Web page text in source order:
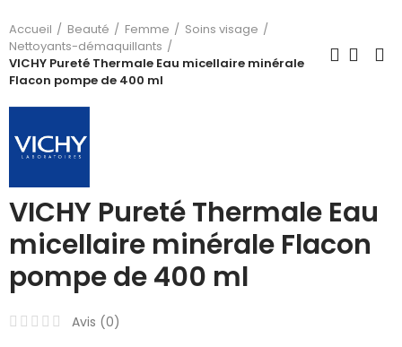
Accueil Beauté Femme
Soins visage
Nettoyants-démaquillants
VICHY Pureté Thermale Eau micellaire minérale
Flacon pompe de 400 ml
VICHY Pureté Thermale Eau
micellaire minérale Flacon
pompe de 400 ml
Avis (0)